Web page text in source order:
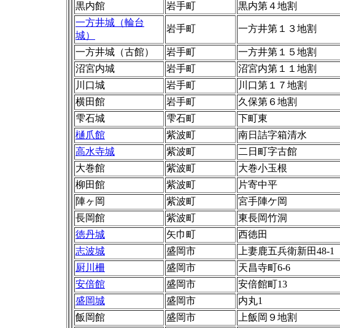
黒内館 岩手町 黒内第４地割
一方井城（輪台
城）
岩手町 一方井第１３地割
一方井城（古館） 岩手町 一方井第１５地割
沼宮内城
岩手町 沼宮内第１１地割
川口城
岩手町 川口第１７地割
横田館
岩手町 久保第６地割
雫石城 雫石町 下町東
樋爪館
紫波町 南日詰字箱清水
高水寺城
紫波町 二日町字古館
大巻館
紫波町 大巻小玉根
柳田館
紫波町 片寄中平
陣ヶ岡
紫波町 宮手陣ケ岡
長岡館
紫波町 東長岡竹洞
徳丹城
矢巾町 西徳田
志波城
盛岡市 上妻鹿五兵衛新田48-1
厨川柵
盛岡市 天昌寺町6-6
安倍館
盛岡市 安倍館町13
盛岡城
盛岡市 内丸1
飯岡館
盛岡市 上飯岡９地割